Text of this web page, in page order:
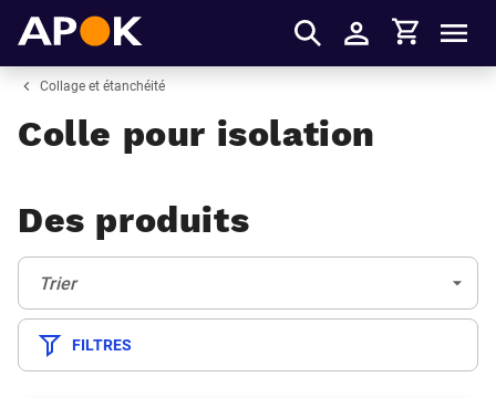
S'identifier
Panier
Collage et étanchéité
Colle pour isolation
Des produits
Trier:
Trier
FILTRES